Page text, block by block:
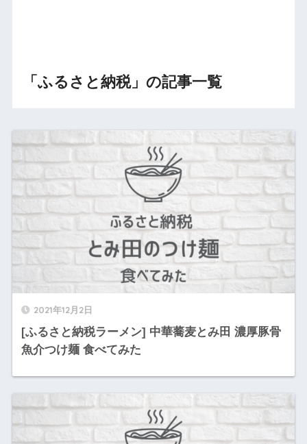
「ふるさと納税」の記事一覧
2021年12月2日
[ふるさと納税ラーメン] 中華蕎麦とみ田 濃厚豚骨
魚介つけ麺 食べてみた